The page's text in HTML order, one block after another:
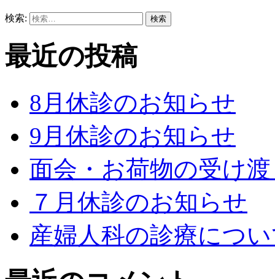
検索:
最近の投稿
8月休診のお知らせ
9月休診のお知らせ
面会・お荷物の受け
７月休診のお知らせ
産婦人科の診療につ